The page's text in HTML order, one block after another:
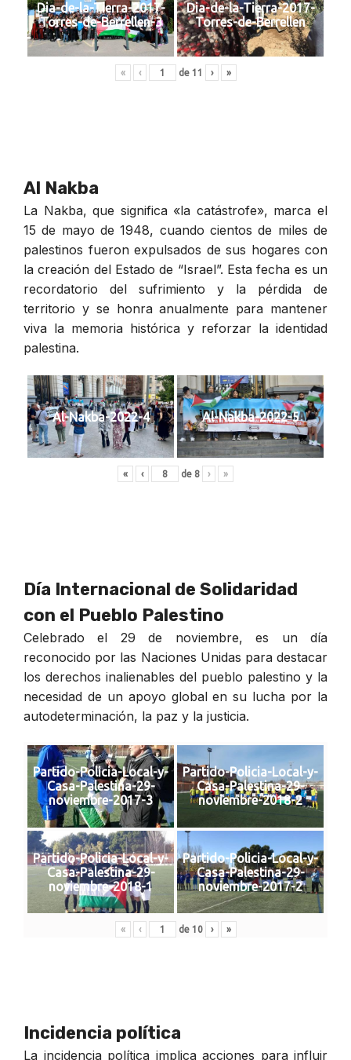
Dia-de-la-Tierra-2017-
Torres-de-Berrellen-3
Dia-de-la-Tierra-2017-
Torres-de-Berrellen
« ‹ de 11 › »
Al Nakba
La Nakba, que significa «la catástrofe», marca el
15 de mayo de 1948, cuando cientos de miles de
palestinos fueron expulsados de sus hogares con
la creación del Estado de “Israel”. Esta fecha es un
recordatorio del sufrimiento y la pérdida de
territorio y se honra anualmente para mantener
viva la memoria histórica y reforzar la identidad
palestina.
Al-Nakba-2022-4 Al-Nakba-2022-5
« ‹ de 8 › »
Día Internacional de Solidaridad
con el Pueblo Palestino
Celebrado el 29 de noviembre, es un día
reconocido por las Naciones Unidas para destacar
los derechos inalienables del pueblo palestino y la
necesidad de un apoyo global en su lucha por la
autodeterminación, la paz y la justicia.
Partido-Policia-Local-y-
Casa-Palestina-29-
noviembre-2017-3
Partido-Policia-Local-y-
Casa-Palestina-29-
noviembre-2018-2
Partido-Policia-Local-y-
Casa-Palestina-29-
noviembre-2018-1
Partido-Policia-Local-y-
Casa-Palestina-29-
noviembre-2017-2
« ‹ de 10 › »
Incidencia política
La incidencia política implica acciones para influir